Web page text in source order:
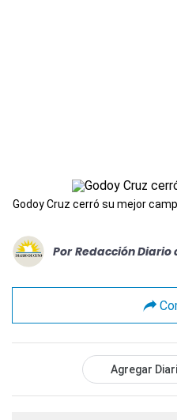
Godoy Cruz cerró su mejor
Por Redacción Diario
Agregar